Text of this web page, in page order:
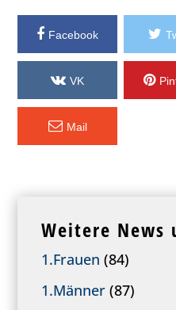
Facebook
VK
Mail
Weitere News
1.Frauen (84)
1.Männer (87)